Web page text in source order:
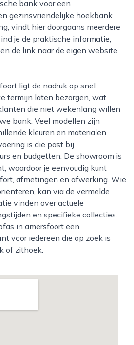
bank voor een
gezinsvriendelijke hoekbank
vindt hier doorgaans meerdere
je de praktische informatie,
de link naar de eigen website
termijn laten bezorgen, wat
die niet wekenlang willen
bank. Veel modellen zijn
kleuren en materialen,
is die past bij
en budgetten. De showroom is
waardoor je eenvoudig kunt
afmetingen en afwerking. Wie
kan via de vermelde
vinden over actuele
en specifieke collecties.
in amersfoort een
voor iedereen die op zoek is
of zithoek.